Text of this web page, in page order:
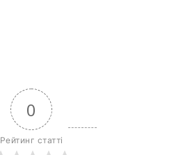
0
Рейтинг статті